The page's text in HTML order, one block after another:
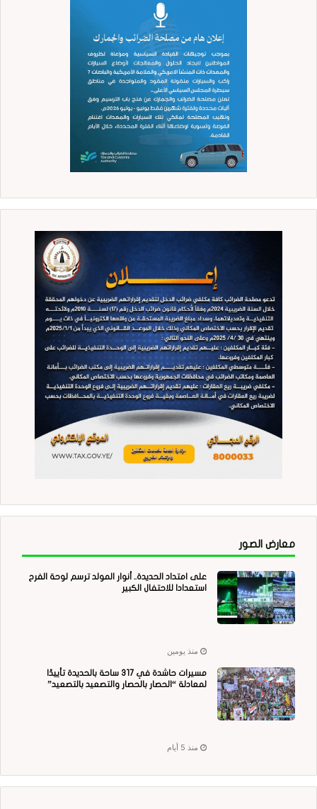
معارض الصور
على امتداد الحديدة.. أنوار المولد ترسم لوحة الفرح
استعدادا للاحتفال الكبير
منذ يومين
مسيرات حاشدة في 317 ساحة بالحديدة تأييدًا
لمعادلة “الحصار بالحصار والتصعيد بالتصعيد”
منذ 5 أيام